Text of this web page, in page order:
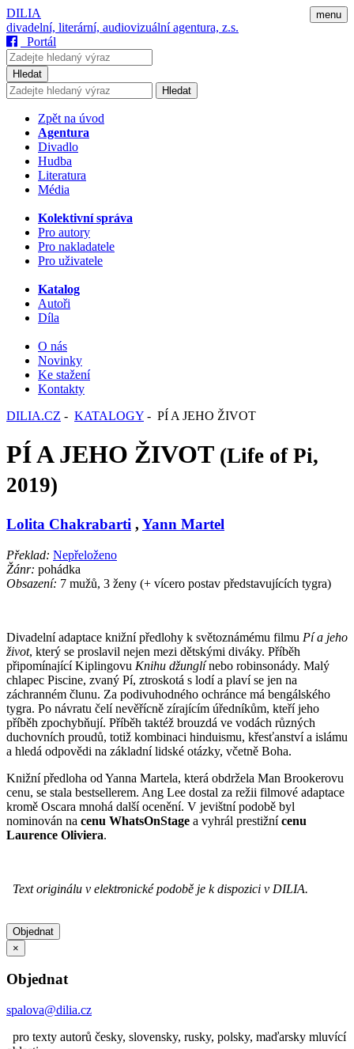
menu
DILIA
divadelní, literární, audiovizuální agentura, z.s.
Portál
Hledat
Hledat
Zpět na úvod
Agentura
Divadlo
Hudba
Literatura
Média
Kolektivní správa
Pro autory
Pro nakladatele
Pro uživatele
Katalog
Autoři
Díla
O nás
Novinky
Ke stažení
Kontakty
DILIA.CZ - KATALOGY - PÍ A JEHO ŽIVOT
PÍ A JEHO ŽIVOT (Life of Pi,
2019)
Lolita Chakrabarti , Yann Martel
Překlad: Nepřeloženo
Žánr: pohádka
Obsazení: 7 mužů, 3 ženy (+ vícero postav představujících tygra)
Divadelní adaptace knižní předlohy k světoznámému filmu Pí a jeho
život, který se proslavil nejen mezi dětskými diváky. Příběh
připomínající Kiplingovu Knihu džunglínebo robinsonády. Malý
chlapec Piscine, zvaný Pí, ztroskotá s lodí a plaví se jen na
záchranném člunu. Za podivuhodného ochránce má bengálského
tygra. Po návratu čelí nevěřícně zírajícím úředníkům, kteří jeho
příběh zpochybňují. Příběh taktéž brouzdá ve vodách různých
duchovních proudů, totiž kombinaci hinduismu, křesťanství a islámu
a hledá odpovědi na základní lidské otázky, včetně Boha.
Knižní předloha od Yanna Martela, která obdržela Man Brookerovu
cenu, se stala bestsellerem. Ang Lee dostal za režii filmové adaptace
kromě Oscara mnohá další ocenění. V jevištní podobě byl
nominován na cenu WhatsOnStage a vyhrál prestižnícenu
Laurence Oliviera.
Text originálu v elektronické podobě je k dispozici v DILIA.
Objednat
×
Objednat
spalova@dilia.cz
pro texty autorů česky, slovensky, rusky, polsky, maďarsky mluvící